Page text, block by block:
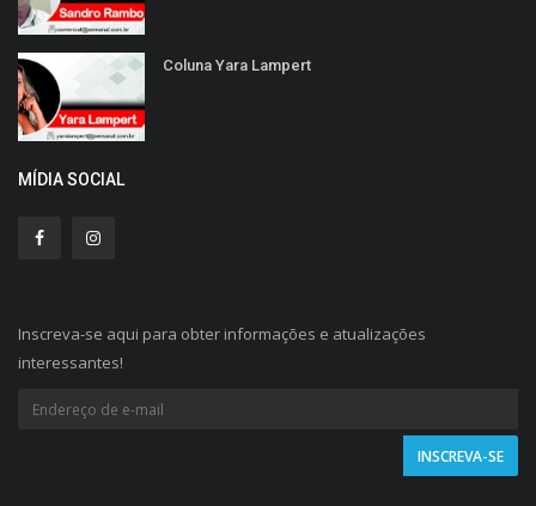
Coluna Yara Lampert
MÍDIA SOCIAL
Inscreva-se aqui para obter informações e atualizações
interessantes!